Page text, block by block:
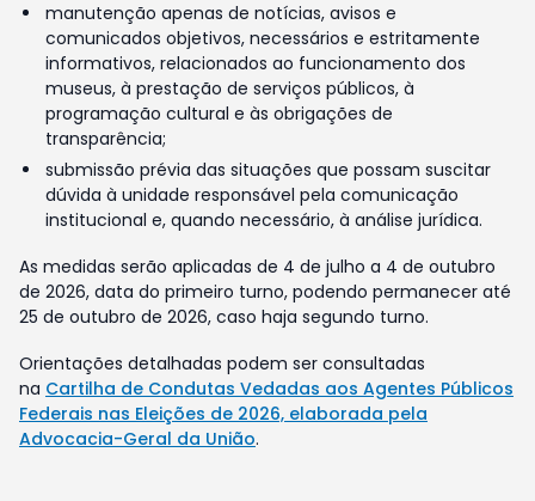
manutenção apenas de notícias, avisos e
comunicados objetivos, necessários e estritamente
informativos, relacionados ao funcionamento dos
museus, à prestação de serviços públicos, à
programação cultural e às obrigações de
transparência;
submissão prévia das situações que possam suscitar
dúvida à unidade responsável pela comunicação
institucional e, quando necessário, à análise jurídica.
As medidas serão aplicadas de 4 de julho a 4 de outubro
de 2026, data do primeiro turno, podendo permanecer até
25 de outubro de 2026, caso haja segundo turno.
Orientações detalhadas podem ser consultadas
na Cartilha de Condutas Vedadas aos Agentes Públicos
Federais nas Eleições de 2026, elaborada pela
Advocacia-Geral da União.